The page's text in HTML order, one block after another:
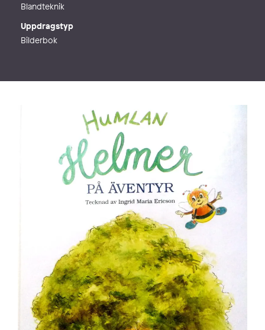
Blandteknik
Uppdragstyp
Bilderbok